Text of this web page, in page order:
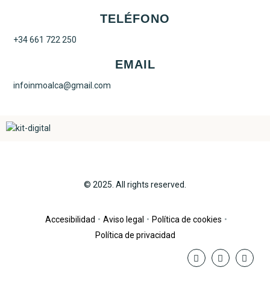
TELÉFONO
+34 661 722 250
EMAIL
infoinmoalca@gmail.com
© 2025. All rights reserved.
Accesibilidad • Aviso legal • Política de cookies •
Política de privacidad
VisitarContactar